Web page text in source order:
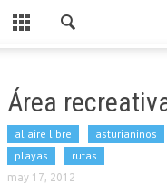
Cerrar
CATEGORIAS
PARA ESTE FINDE
ASTURIANINOS
Área
al aire libre asturianinos
playas
rutas
may 17, 2012